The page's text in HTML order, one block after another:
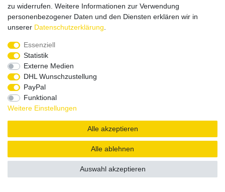
Service & Kontakt
Rufen Sie uns an unter:
0375 - 21459172
Widerrufsrecht | Datenschutzerklärung | AGB | Impressum
Copyright by König Design
DESIGNED BYKS-COMMERCE
zu widerrufen. Weitere Informationen zur Verwendung
personenbezogener Daten und den Diensten erklären wir in
unserer Daten­schutz­erklärung
Essenziell
Statistik
Externe Medien
DHL Wunschzustellung
PayPal
Funktional
Weitere Einstellungen
Alle akzeptieren
Alle ablehnen
Auswahl akzeptieren